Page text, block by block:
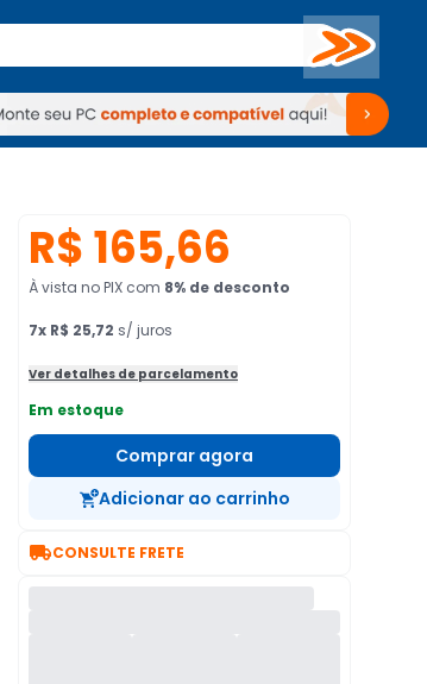
Buscar
Periféricos TV Venda no KaBuM!
TV Venda no KaBuM!
R$ 165,66
À vista no PIX com 8% de desconto
7x R$ 25,72 s/ juros
Ver detalhes de parcelamento
Em estoque
Comprar agora
Adicionar ao carrinho
CONSULTE FRETE